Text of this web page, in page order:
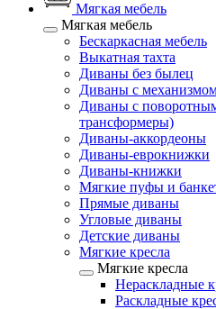
Мягкая мебель
Мягкая мебель
Бескаркасная мебель
Выкатная тахта
Диваны без былец
Диваны с
Диваны с
трансформеры)
Диваны-аккордеоны
Диваны-еврокнижки
Диваны-книжки
Мягкие пуфы и
Прямые диваны
Угловые диваны
Детские диваны
Мягкие кресла
Мягкие кресла
Нераскладные
Раскладные